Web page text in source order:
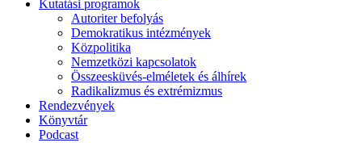
Kutatási programok
Autoriter befolyás
Demokratikus intézmények
Közpolitika
Nemzetközi kapcsolatok
Összeesküvés-elméletek és álhírek
Radikalizmus és extrémizmus
Rendezvények
Könyvtár
Podcast